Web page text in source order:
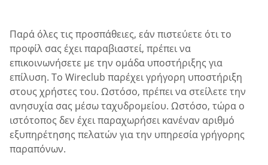
Παρά όλες τις προσπάθειες, εάν πιστεύετε ότι το
προφίλ σας έχει παραβιαστεί, πρέπει να
επικοινωνήσετε με την ομάδα υποστήριξης για
επίλυση. Το Wireclub παρέχει γρήγορη υποστήριξη
στους χρήστες του. Ωστόσο, πρέπει να στείλετε την
ανησυχία σας μέσω ταχυδρομείου. Ωστόσο, τώρα ο
ιστότοπος δεν έχει παραχωρήσει κανέναν αριθμό
εξυπηρέτησης πελατών για την υπηρεσία γρήγορης
παραπόνων.